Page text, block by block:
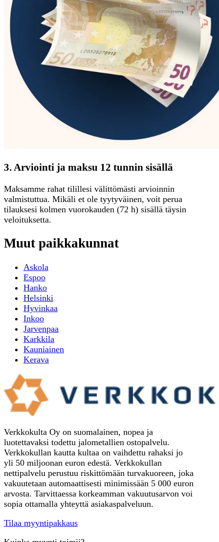
3. Arviointi ja maksu 12 tunnin sisällä
Maksamme rahat tilillesi välittömästi arvioinnin
valmistuttua. Mikäli et ole tyytyväinen, voit perua
tilauksesi kolmen vuorokauden (72 h) sisällä täysin
veloituksetta.
Muut paikkakunnat
Askola
Espoo
Hanko
Helsinki
Hyvinkaa
Inkoo
Jarvenpaa
Karkkila
Kauniainen
Kerava
Verkkokulta Oy on suomalainen, nopea ja
luotettavaksi todettu jalometallien ostopalvelu.
Verkkokullan kautta kultaa on vaihdettu rahaksi jo
yli 50 miljoonan euron edestä. Verkkokullan
nettipalvelu perustuu riskittömään turvakuoreen, joka
vakuutetaan automaattisesti minimissään 5 000 euron
arvosta. Tarvittaessa korkeamman vakuutusarvon voi
sopia ottamalla yhteyttä asiakaspalveluun.
Tilaa myyntipakkaus